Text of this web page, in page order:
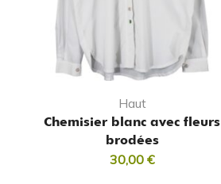
Haut
Chemisier blanc avec fleurs
brodées
30,00€